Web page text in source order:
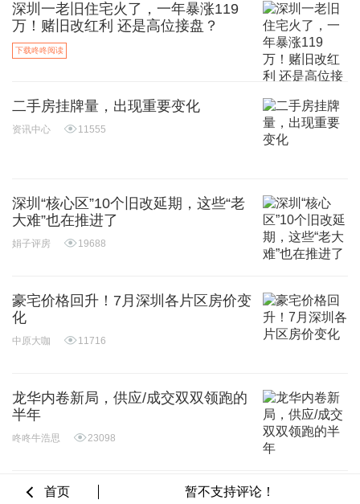
深圳一老旧住宅火了，一年暴涨119
万！赌旧改红利 还是高位接盘？
下载咚咚阅读
二手房挂牌量，出现重要变化
资讯中心 11555
深圳“核心区”10个旧改延期，这些“老
大难”也在推进了
娟子评房 19688
豪宅价格回升！7月深圳各片区房价变
化
中原大咖 11716
龙华内卷新局，供应/成交双双领跑的
半年
咚咚牛浩思 23098
首页 暂不支持评论！